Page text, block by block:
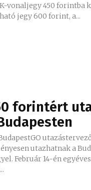
vonaljegy 450 forintba
jegy 600 forint, a...
forintért
utazhatnak a
app,